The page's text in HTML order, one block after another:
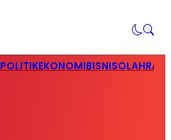
POLITIKEKONOMIBISNIS